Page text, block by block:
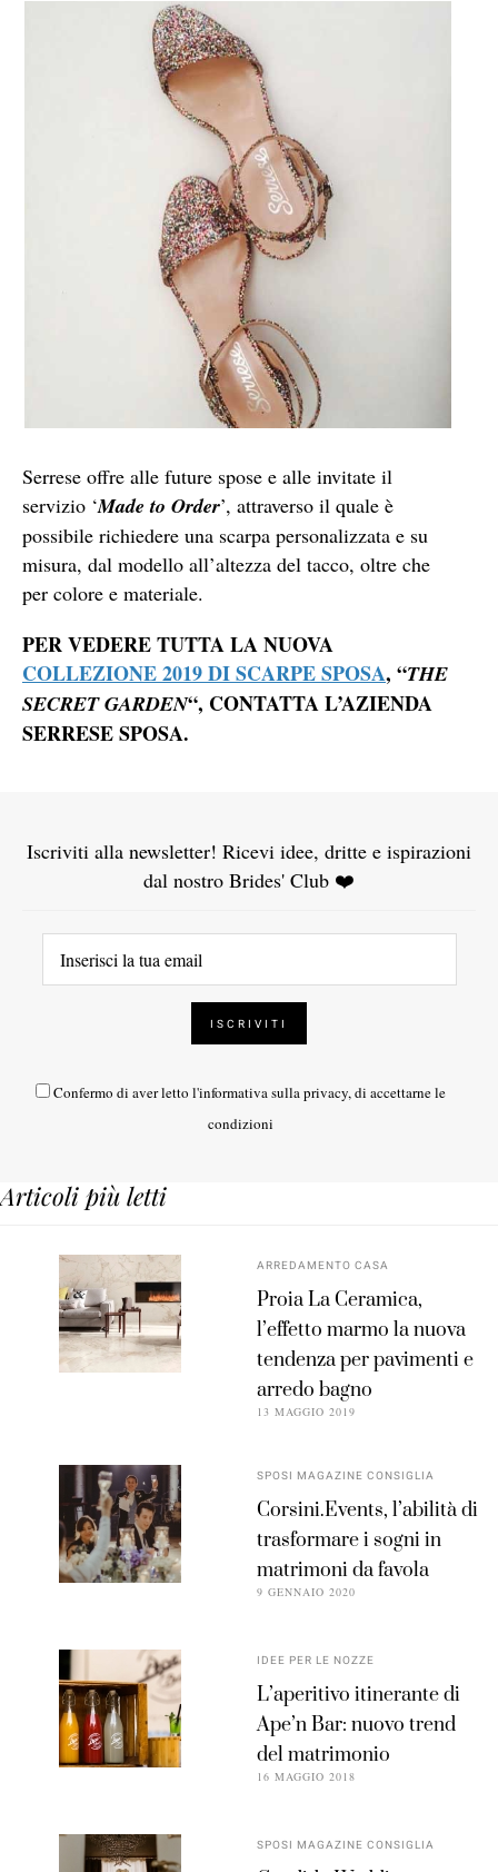
Serrese offre alle future spose e alle invitate il
servizio ‘Made to Order’, attraverso il quale è
possibile richiedere una scarpa personalizzata e su
misura, dal modello all’altezza del tacco, oltre che
per colore e materiale.
PER VEDERE TUTTA LA NUOVA
COLLEZIONE 2019 DI SCARPE SPOSA, “THE
SECRET GARDEN“, CONTATTA L’AZIENDA
SERRESE SPOSA.
Iscriviti alla newsletter! Ricevi idee, dritte e ispirazioni
dal nostro Brides' Club ❤️
Confermo di aver letto l'informativa sulla privacy, di accettarne le
condizioni
Articoli più letti
ARREDAMENTO CASA
Proia La Ceramica,
l’effetto marmo la nuova
tendenza per pavimenti e
arredo bagno
13 MAGGIO 2019
SPOSI MAGAZINE CONSIGLIA
Corsini.Events, l’abilità di
trasformare i sogni in
matrimoni da favola
9 GENNAIO 2020
IDEE PER LE NOZZE
L’aperitivo itinerante di
Ape’n Bar: nuovo trend
del matrimonio
16 MAGGIO 2018
SPOSI MAGAZINE CONSIGLIA